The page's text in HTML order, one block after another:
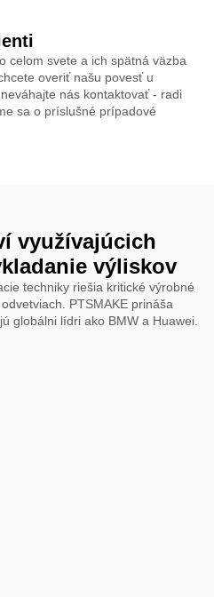
celom svete a ich spätná väzba
overiť našu povesť u
nás kontaktovať - radi
sa o príslušné prípadové
využívajúcich
výliskov
techniky riešia kritické výrobné
PTSMAKE prináša
globálni lídri ako BMW a Huawei.